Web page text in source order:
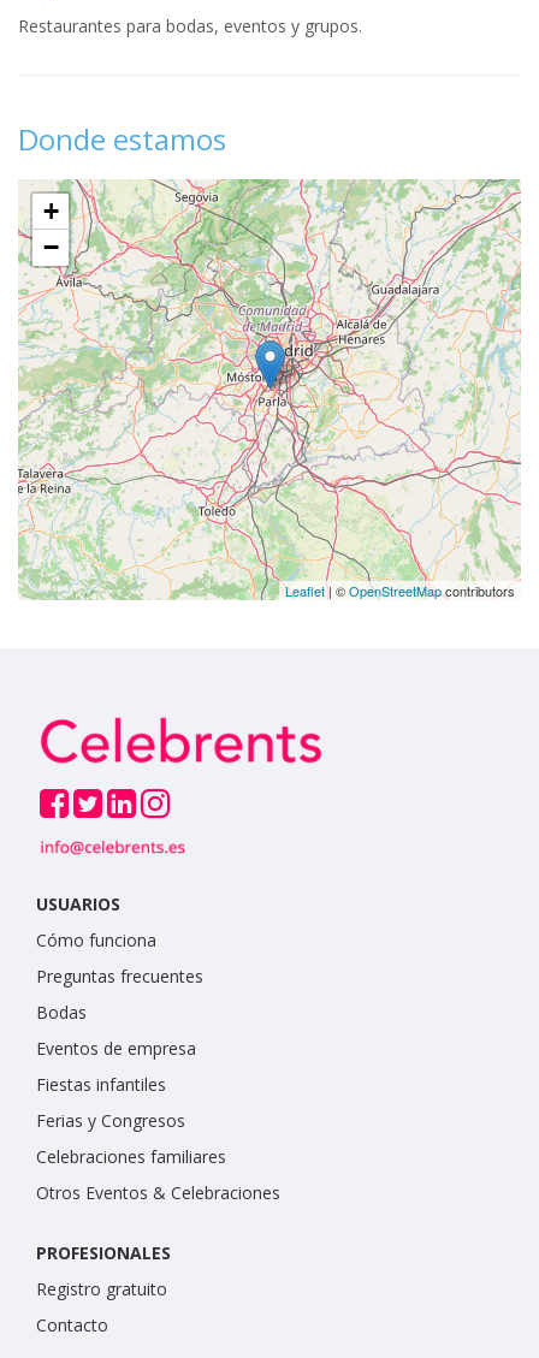
Restaurantes para bodas, eventos y grupos.
Donde estamos
+
−
Leaflet| ©OpenStreetMapcontributors
USUARIOS
Cómo funciona
Preguntas frecuentes
Bodas
Eventos de empresa
Fiestas infantiles
Ferias y Congresos
Celebraciones familiares
Otros Eventos & Celebraciones
PROFESIONALES
Registro gratuito
Contacto